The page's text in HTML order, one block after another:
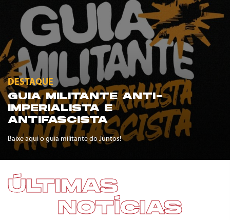
DESTAQUE
GUIA MILITANTE ANTI-
IMPERIALISTA E
ANTIFASCISTA
Baixe aqui o guia militante do Juntos!
ÚLTIMAS
NOTÍCIAS